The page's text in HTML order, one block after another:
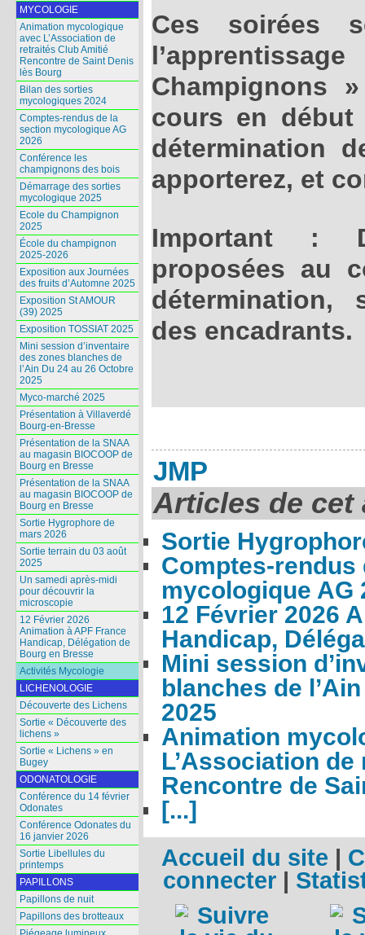
Ces soirées
Champignons
cours en
détermination
apporterez, et
Important :
proposées au
détermination,
des encadrants.
JMP
Articles de cet
Sortie
Comptes-rendus
mycologique AG
12 Février 2026
Handicap,
Mini session
blanches de
2025
Animation
L’Association
Rencontre de
[...]
MYCOLOGIE
Animation mycologique
avec L’Association de
retraités Club Amitié
Rencontre de Saint Denis
lès Bourg
Bilan des sorties
mycologiques 2024
Comptes-rendus de la
section mycologique AG
2026
Conférence les
champignons des bois
Démarrage des sorties
mycologique 2025
Ecole du Champignon
2025
École du champignon
2025-2026
Exposition aux Journées
des fruits d’Automne 2025
Exposition St AMOUR
(39) 2025
Exposition TOSSIAT 2025
Mini session d’inventaire
des zones blanches de
l’Ain Du 24 au 26 Octobre
2025
Myco-marché 2025
Présentation à Villaverdé
Bourg-en-Bresse
Présentation de la SNAA
au magasin BIOCOOP de
Bourg en Bresse
Présentation de la SNAA
au magasin BIOCOOP de
Bourg en Bresse
Sortie Hygrophore de
mars 2026
Sortie terrain du 03 août
2025
Un samedi après-midi
pour découvrir la
microscopie
12 Février 2026
Animation à APF France
Handicap, Délégation de
Bourg en Bresse
Activités Mycologie
LICHENOLOGIE
Découverte des Lichens
Sortie « Découverte des
lichens »
Sortie « Lichens » en
Bugey
ODONATOLOGIE
Conférence du 14 février
Odonates
Conférence Odonates du
16 janvier 2026
Sortie Libellules du
printemps
PAPILLONS
Papillons de nuit
Papillons des brotteaux
Accueil du site |
connecter|